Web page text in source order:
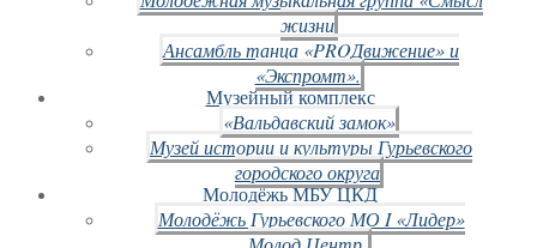
жизни
Ансамбль танца «PROДвижение» и
«Экспромт».
Музейный комплекс
«Вальдавский замок»
Музей истории и культуры Гурьевского
городского округа
Молодёжь МБУ ЦКД
Молодёжь Гурьевского МО I «Лидер»